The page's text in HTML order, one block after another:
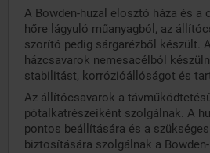
A Bowden-huzal elosztó háza és a
hőre lágyuló műanyagból, az
szorító pedig sárgarézből készült.
házcsavarok nemesacélból
stabilitást, korrózióállóságot és
Az állítócsavarok a
pótalkatrészeiként szolgálnak. A
pontos beállítására és a
biztosítására szolgálnak a